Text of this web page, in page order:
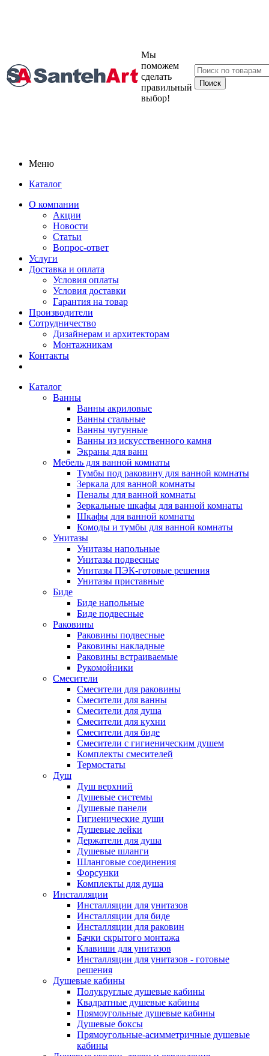
Мы
поможем
сделать
правильный
выбор!
Меню
Каталог
О компании
Акции
Новости
Статьи
Вопрос-ответ
Услуги
Доставка и оплата
Условия оплаты
Условия доставки
Гарантия на товар
Производители
Сотрудничество
Дизайнерам и архитекторам
Монтажникам
Контакты
Каталог
Ванны
Ванны акриловые
Ванны стальные
Ванны чугунные
Ванны из искусственного камня
Экраны для ванн
Мебель для ванной комнаты
Тумбы под раковину для ванной комнаты
Зеркала для ванной комнаты
Пеналы для ванной комнаты
Зеркальные шкафы для ванной комнаты
Шкафы для ванной комнаты
Комоды и тумбы для ванной комнаты
Унитазы
Унитазы напольные
Унитазы подвесные
Унитазы ПЭК-готовые решения
Унитазы приставные
Биде
Биде напольные
Биде подвесные
Раковины
Раковины подвесные
Раковины накладные
Раковины встраиваемые
Рукомойники
Смесители
Смесители для раковины
Смесители для ванны
Смесители для душа
Смесители для кухни
Смесители для биде
Смесители с гигиеническим душем
Комплекты смесителей
Термостаты
Душ
Душ верхний
Душевые системы
Душевые панели
Гигиенические души
Душевые лейки
Держатели для душа
Душевые шланги
Шланговые соединения
Форсунки
Комплекты для душа
Инсталляции
Инсталляции для унитазов
Инсталляции для биде
Инсталляции для раковин
Бачки скрытого монтажа
Клавиши для унитазов
Инсталляции для унитазов - готовые
решения
Душевые кабины
Полукруглые душевые кабины
Квадратные душевые кабины
Прямоугольные душевые кабины
Душевые боксы
Прямоугольные-асимметричные душевые
кабины